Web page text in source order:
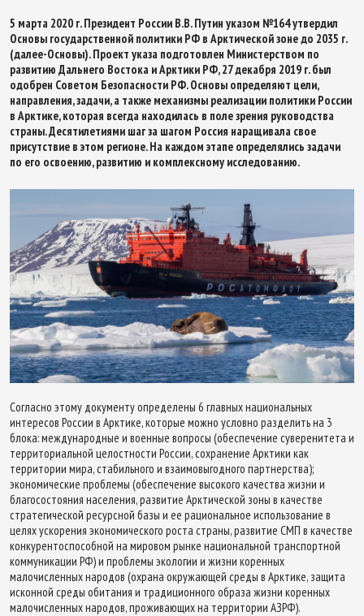
5 марта 2020 г. Президент России В.В. Путин указом №164 утвердил
Основы государственной политики РФ в Арктической зоне до 2035 г.
(далее-Основы). Проект указа подготовлен Министерством по
развитию Дальнего Востока и Арктики РФ, 27 декабря 2019 г. был
одобрен Советом Безопасности РФ. Основы определяют цели,
направления, задачи, а также механизмы реализации политики России
в Арктике, которая всегда находилась в поле зрения руководства
страны. Десятилетиями шаг за шагом Россия наращивала свое
присутствие в этом регионе. На каждом этапе определялись задачи
по его освоению, развитию и комплексному исследованию.
Согласно этому документу определены 6 главных национальных
интересов России в Арктике, которые можно условно разделить на 3
блока: международные и военные вопросы (обеспечение суверенитета и
территориальной целостности России, сохранение Арктики как
территории мира, стабильного и взаимовыгодного партнерства);
экономические проблемы (обеспечение высокого качества жизни и
благосостояния населения, развитие Арктической зоны в качестве
стратегической ресурсной базы и ее рациональное использование в
целях ускорения экономического роста страны, развитие СМП в качестве
конкурентоспособной на мировом рынке национальной транспортной
коммуникации РФ) и проблемы экологии и жизни коренных
малочисленных народов (охрана окружающей среды в Арктике, защита
исконной среды обитания и традиционного образа жизни коренных
малочисленных народов, проживающих на территории АЗРФ).